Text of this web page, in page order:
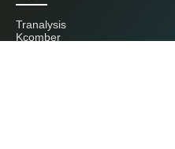
Tranalysis
Kcomber